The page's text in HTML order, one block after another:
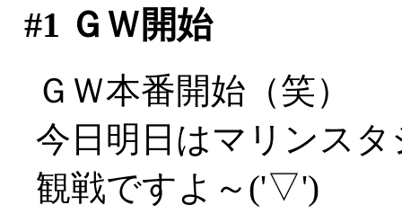
#1 ＧＷ開始
ＧＷ本番開始（笑）
今日明日はマリンス
観戦ですよ～('▽')